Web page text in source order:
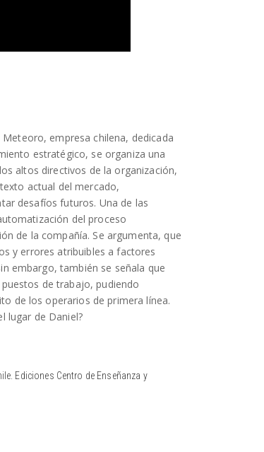
empresa chilena, dedicada
estratégico, se organiza una
altos directivos de la organización,
actual del mercado,
desafíos futuros. Una de las
del proceso
de la compañía. Se argumenta, que
y errores atribuibles a factores
embargo, también se señala que
de trabajo, pudiendo
de los operarios de primera línea.
lugar de Daniel?
Ediciones Centro de Enseñanza y